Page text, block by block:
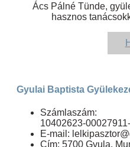
Ács Pálné Tünde,
hasznos
Gyulai Baptista
Számlaszám:
10402623-
E-mail:
Cím: 5700 Gyula,